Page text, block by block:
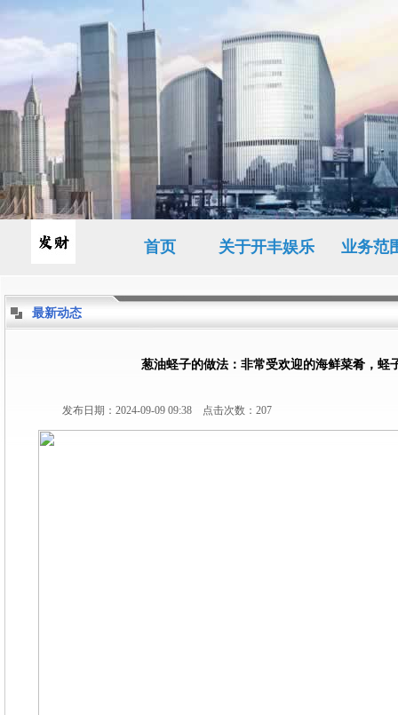
首页 关于开丰娱乐 业务范
最新动态
葱油蛏子的做法：非常受欢迎的海鲜菜肴，蛏
发布日期：2024-09-09 09:38 点击次数：207